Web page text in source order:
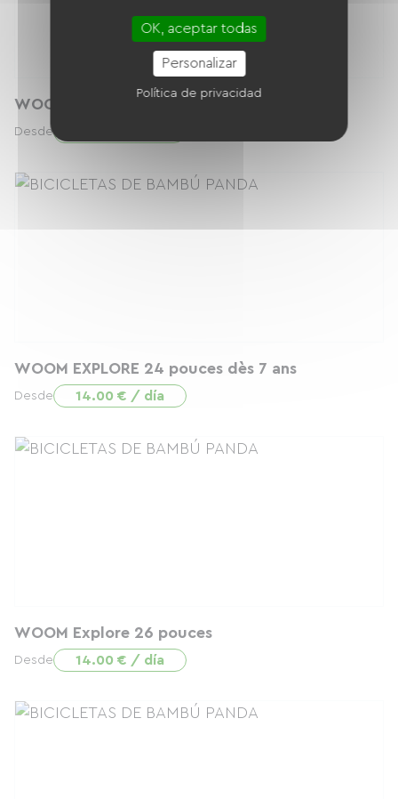
WOOM GO 4 20 pouces dès 6 ans
Desde
WOOM EXPLORE 24 pouces dès 7 ans
Desde 14.00 € / día
WOOM Explore 26 pouces
Desde 14.00 € / día
OK, aceptar todas
Personalizar
Política de privacidad